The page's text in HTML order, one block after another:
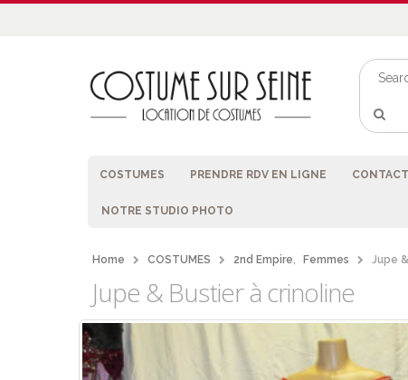
COSTUMES PRENDRE RDV EN LIGNE
NOTRE STUDIO PHOTO
Home COSTUMES 2nd Empire, Femmes Jupe
Jupe & Bustier à crinoline